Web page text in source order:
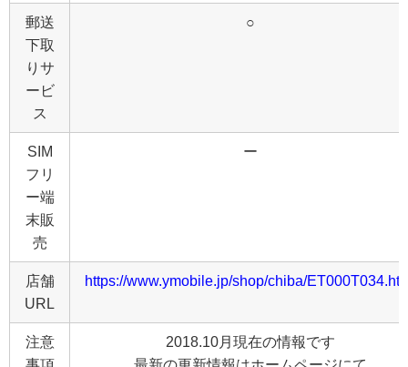
郵送
下取
りサ
ービ
ス
○
SIM
フリ
ー端
末販
売
ー
店舗
URL
https://www.ymobile.jp/shop/chiba/
注意
2018.10月現在の情報です